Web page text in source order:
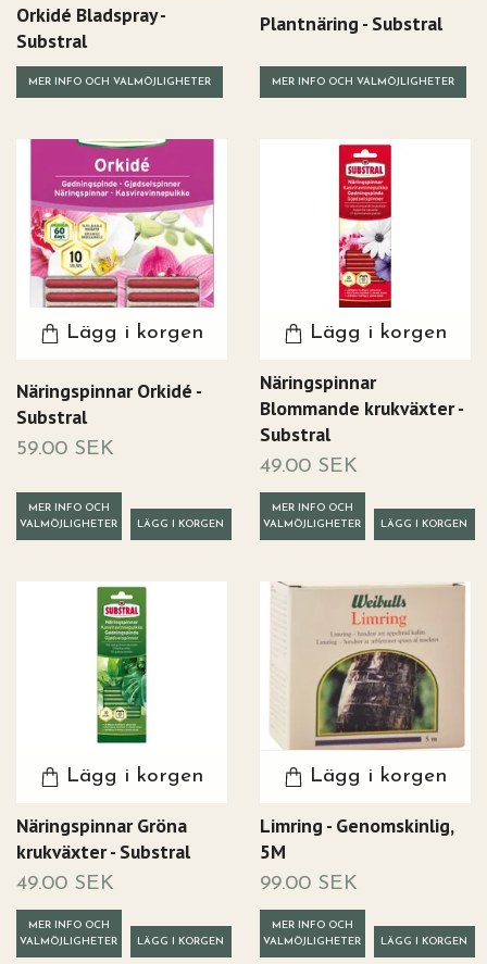
Orkidé Bladspray -
Substral
MER INFO OCH VALMÖJLIGHETER
Plantnäring - Substral
MER INFO OCH VALMÖJLIGHETER
Lägg i korgen
Näringspinnar Orkidé -
Substral
59.00 SEK
MER INFO OCH
VALMÖJLIGHETER
Lägg i korgen
Näringspinnar
Blommande krukväxter -
Substral
49.00 SEK
MER INFO OCH
VALMÖJLIGHETER
Lägg i korgen
Näringspinnar Gröna
krukväxter - Substral
49.00 SEK
MER INFO OCH
VALMÖJLIGHETER
Lägg i korgen
Limring - Genomskinlig,
5M
99.00 SEK
MER INFO OCH
VALMÖJLIGHETER